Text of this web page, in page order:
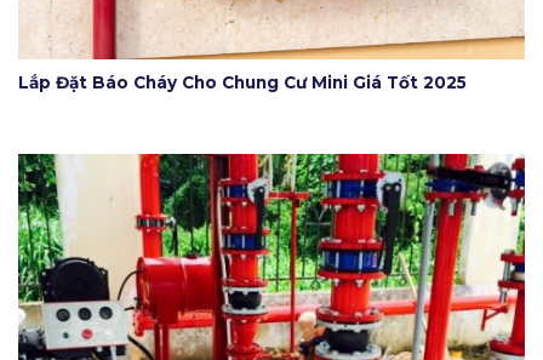
Lắp Đặt Báo Cháy Cho Chung Cư Mini Giá Tốt 2025